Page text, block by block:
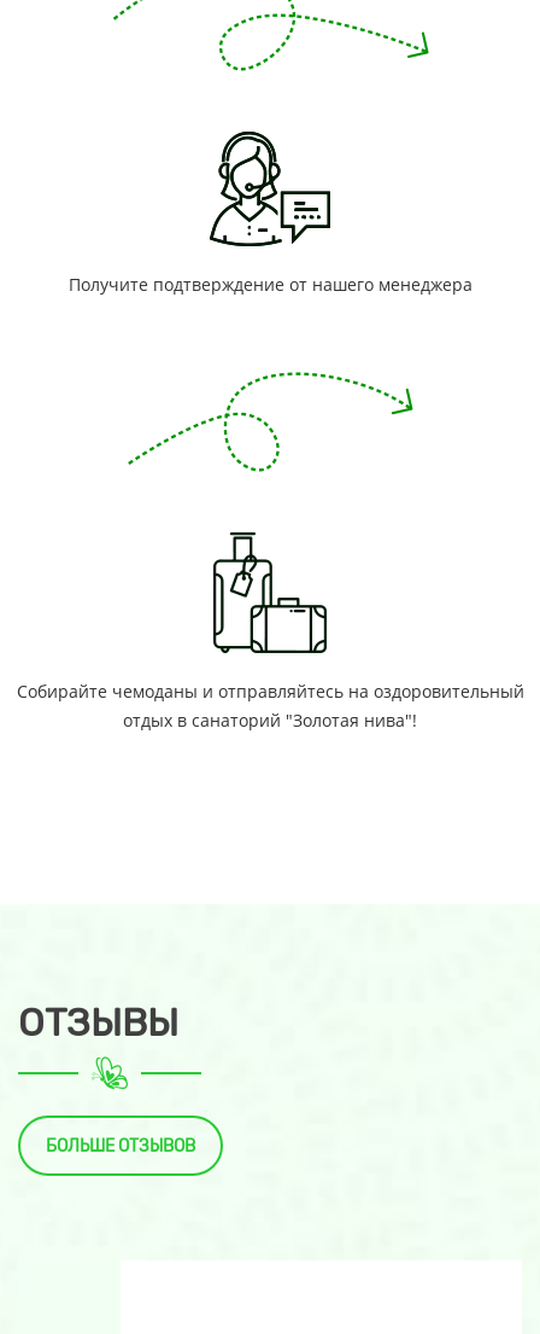
Получите подтверждение от нашего менеджера
Собирайте чемоданы и отправляйтесь на оздоровительный
отдых в санаторий "Золотая нива"!
ОТЗЫВЫ
БОЛЬШЕ ОТЗЫВОВ